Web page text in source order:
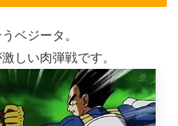
ベジータ。
しい肉弾戦です。